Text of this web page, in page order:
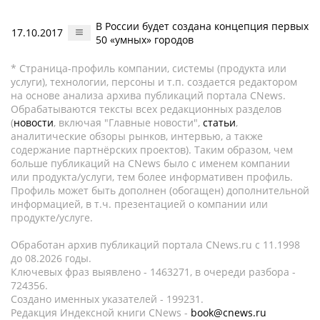
17.10.2017
В России будет создана концепция первых
50 «умных» городов
* Страница-профиль компании, системы (продукта или
услуги), технологии, персоны и т.п. создается редактором
на основе анализа архива публикаций портала CNews.
Обрабатываются тексты всех редакционных разделов
(новости, включая "Главные новости", статьи,
аналитические обзоры рынков, интервью, а также
содержание партнёрских проектов). Таким образом, чем
больше публикаций на CNews было с именем компании
или продукта/услуги, тем более информативен профиль.
Профиль может быть дополнен (обогащен) дополнительной
информацией, в т.ч. презентацией о компании или
продукте/услуге.
Обработан архив публикаций портала CNews.ru c 11.1998
до 08.2026 годы.
Ключевых фраз выявлено - 1463271, в очереди разбора -
724356.
Создано именных указателей - 199231.
Редакция Индексной книги CNews - book@cnews.ru